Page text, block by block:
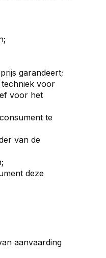
garandeert;
voor
voor het
te
van de
deze
aanvaarding